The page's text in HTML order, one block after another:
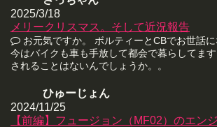
2025/3/18
メリークリスマス。そして近況報告
お元気ですか。 ボルティーとCBでお世話に
今はバイクも車も手放して都会で暮らしてま
されることはないんでしょうか。。
ひゅーじょん
2024/11/25
【前編】フュージョン（MF02）のエン